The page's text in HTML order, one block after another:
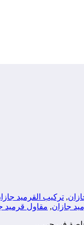
, تركيب القرميد
جازان, مقاول قرميد